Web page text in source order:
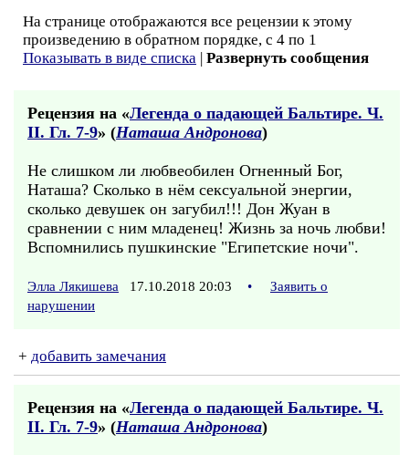
На странице отображаются все рецензии к этому
произведению в обратном порядке, с 4 по 1
Показывать в виде списка | Развернуть сообщения
Рецензия на «Легенда о падающей Бальтире. Ч.
II. Гл. 7-9» (Наташа Андронова)
Не слишком ли любвеобилен Огненный Бог,
Наташа? Сколько в нём сексуальной энергии,
сколько девушек он загубил!!! Дон Жуан в
сравнении с ним младенец! Жизнь за ночь любви!
Вспомнились пушкинские "Египетские ночи".
Элла Лякишева 17.10.2018 20:03 •
Заявить о
нарушении
+ добавить замечания
Рецензия на «Легенда о падающей Бальтире. Ч.
II. Гл. 7-9» (Наташа Андронова)